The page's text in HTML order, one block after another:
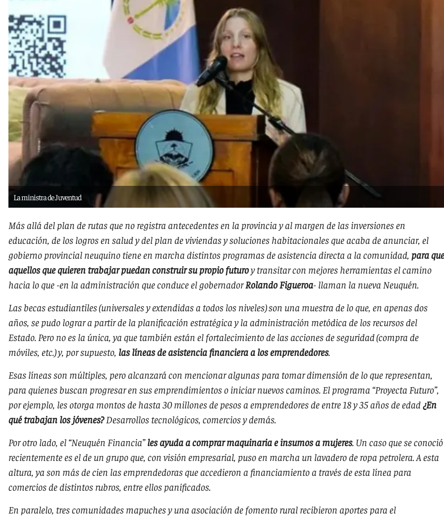
La ministra de Juventud
Más allá del plan de rutas que no registra antecedentes en la provincia y al margen de las inversiones en
educación, de los logros en salud y del plan de viviendas y soluciones habitacionales que acaba de anunciar, el
gobierno provincial neuquino tiene en marcha distintos programas de asistencia directa a la comunidad, para que
aquellos que quieren trabajar puedan construir su propio futuroy transitar con mejores herramientas el camino
hacia lo que -en la administración que conduce el gobernadorRolando Figueroa- llaman la nueva Neuquén.
Las becas estudiantiles (universales y extendidas a todos los niveles) son una muestra de lo que, en apenas dos
años, se pudo lograr a partir de la planificación estratégica y la administración metódica de los recursos del
Estado. Pero no es la única, ya que también están el fortalecimiento de las acciones de seguridad (compra de
móviles, etc.) y, por supuesto, las líneas de asistencia financiera a los emprendedores.
Esas líneas son múltiples, pero alcanzará con mencionar algunas para tomar dimensión de lo que representan,
para quienes buscan progresar en sus emprendimientos o iniciar nuevos caminos. El programa “Proyecta Futuro”,
por ejemplo, les otorga montos de hasta 30 millones de pesos a emprendedores de entre 18 y 35 años de edad¿En
qué trabajan los jóvenes?Desarrollos tecnológicos, comercios y demás.
Por otro lado, el “Neuquén Financia”les ayuda a comprar maquinaria e insumos a mujeres. Un caso que se conoció
recientemente es el de un grupo que, con visión empresarial, puso en marcha un lavadero de ropa petrolera. A esta
altura, ya son más de cien las emprendedoras que accedieron a financiamiento a través de esta línea para
comercios de distintos rubros, entre ellos panificados.
En paralelo, tres comunidades mapuches y una asociación de fomento rural recibieron aportes para el